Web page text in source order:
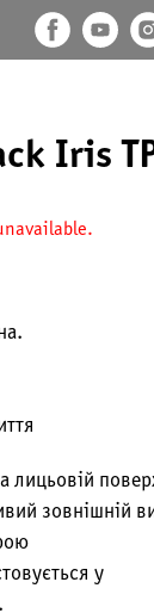
Iris
лицьовій
зовнішній
у